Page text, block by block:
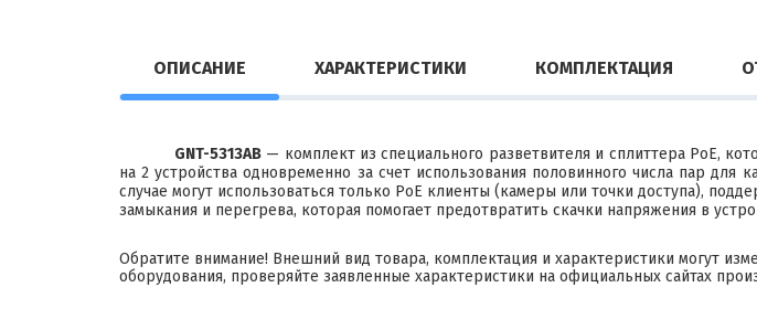
ОПИСАНИЕ ХАРАКТЕРИСТИКИ КОМПЛЕКТАЦИЯ
GNT-5313AB — комплект из специального разветвителя и сплиттера PoE,
на 2 устройства одновременно за счет использования половинного числа пар
случае могут использоваться только PoE клиенты (камеры или точки доступа),
замыкания и перегрева, которая помогает предотвратить скачки напряжения в
Обратите внимание! Внешний вид товара, комплектация и характеристики могут
оборудования, проверяйте заявленные характеристики на официальных сайтах